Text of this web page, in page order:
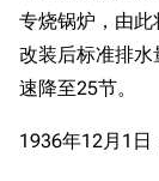
专烧锅炉，由此
改装后标准排
速降至25节。
1936年12月1日